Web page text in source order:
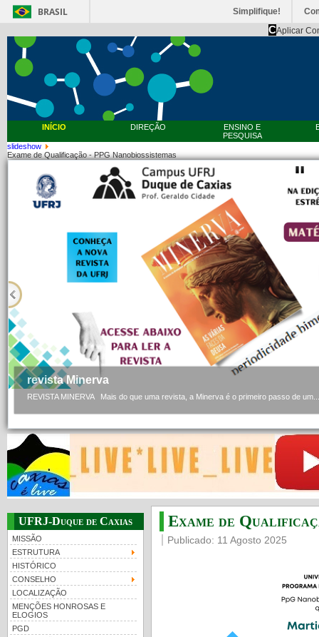
BRASIL Simplifique!
CAplicar
INÍCIO DIREÇÃO
ENSINO E
PESQUISA
slideshow
Exame de Qualificação - PPG Nanobiossistemas
revista Minerva
REVISTA MINERVA Mais do que uma revista, a Minerva é o primeiro passo de um...
UFRJ-Duque de Caxias
MISSÃO
ESTRUTURA
HISTÓRICO
CONSELHO
LOCALIZAÇÃO
MENÇÕES HONROSAS E
ELOGIOS
PGD
Exame de
Publicado: 11 Agosto 2025